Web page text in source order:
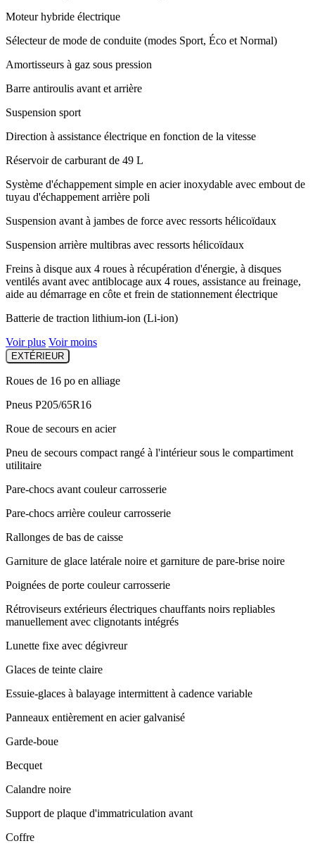
Moteur hybride électrique
Sélecteur de mode de conduite (modes Sport, Éco et Normal)
Amortisseurs à gaz sous pression
Barre antiroulis avant et arrière
Suspension sport
Direction à assistance électrique en fonction de la vitesse
Réservoir de carburant de 49 L
Système d'échappement simple en acier inoxydable avec embout de
tuyau d'échappement arrière poli
Suspension avant à jambes de force avec ressorts hélicoïdaux
Suspension arrière multibras avec ressorts hélicoïdaux
Freins à disque aux 4 roues à récupération d'énergie, à disques
ventilés avant avec antiblocage aux 4 roues, assistance au freinage,
aide au démarrage en côte et frein de stationnement électrique
Batterie de traction lithium-ion (Li-ion)
Voir plus Voir moins
EXTÉRIEUR
Roues de 16 po en alliage
Pneus P205/65R16
Roue de secours en acier
Pneu de secours compact rangé à l'intérieur sous le compartiment
utilitaire
Pare-chocs avant couleur carrosserie
Pare-chocs arrière couleur carrosserie
Rallonges de bas de caisse
Garniture de glace latérale noire et garniture de pare-brise noire
Poignées de porte couleur carrosserie
Rétroviseurs extérieurs électriques chauffants noirs repliables
manuellement avec clignotants intégrés
Lunette fixe avec dégivreur
Glaces de teinte claire
Essuie-glaces à balayage intermittent à cadence variable
Panneaux entièrement en acier galvanisé
Garde-boue
Becquet
Calandre noire
Support de plaque d'immatriculation avant
Coffre